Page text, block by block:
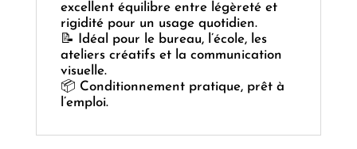
excellent équilibre entre légèreté et
rigidité pour un usage quotidien.
📝 Idéal pour le bureau, l’école, les
ateliers créatifs et la communication
visuelle.
📦 Conditionnement pratique, prêt à
l’emploi.